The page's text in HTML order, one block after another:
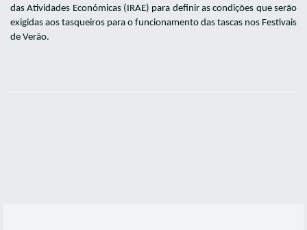
das Atividades Económicas (IRAE) para definir as condições que serão
exigidas aos tasqueiros para o funcionamento das tascas nos Festivais
de Verão.